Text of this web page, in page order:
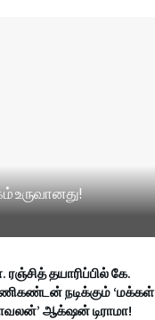
உருவானது!
ரஞ்சித் தயாரிப்பில் கே.
நடிக்கும் ‘மக்கள்
ஆக்‌ஷன் டிராமா!